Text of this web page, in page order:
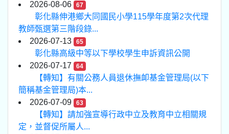
2026-08-06
67
彰化縣伸港鄉大同國民小學115學年度第2次代理
教師甄選第三階段錄...
2026-07-13
65
彰化縣高級中等以下學校學生申訴資訊公開
2026-07-17
64
【轉知】有關公務人員退休撫卹基金管理局(以下
簡稱基金管理局)本...
2026-07-09
63
【轉知】請加強宣導行政中立及教育中立相關規
定，並督促所屬人...